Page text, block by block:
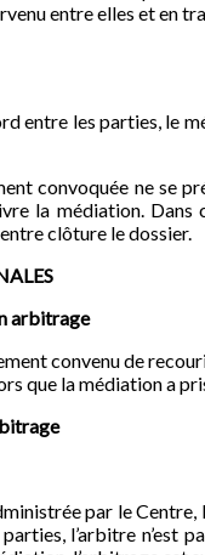
entre elles et en
entre les parties, le
convoquée ne se
la médiation.
clôture le dossier.
arbitrage
convenu de
que la médiation a
par le
l’arbitre n’est